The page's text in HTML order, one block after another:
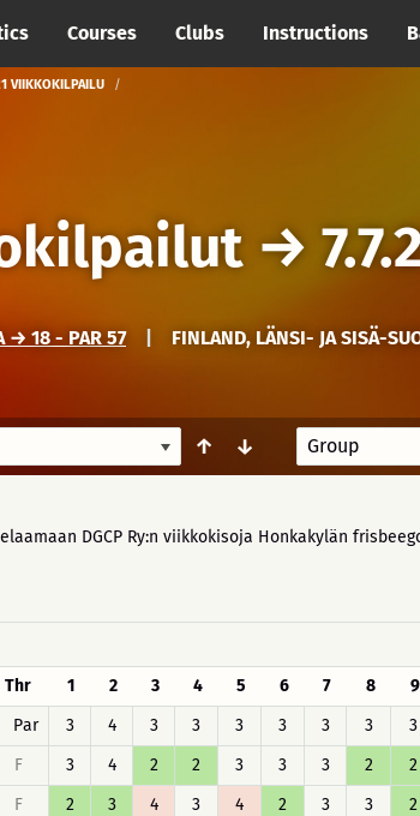
Courses Clubs Instructions
VIIKKOKILPAILU
→
→ 18 - PAR 57 FINLAND, LÄNSI- JA SISÄ-
↑ ↓
DGCP Ry:n viikkokisoja Honkakylän
Thr 1 2 3 4 5 6 7 8 9
Par
3 4 3 3 3 3 3 3 3
F 3 4 2 2 3 3 3 2 2
F 2 3 4 3 4 2 3 3 2